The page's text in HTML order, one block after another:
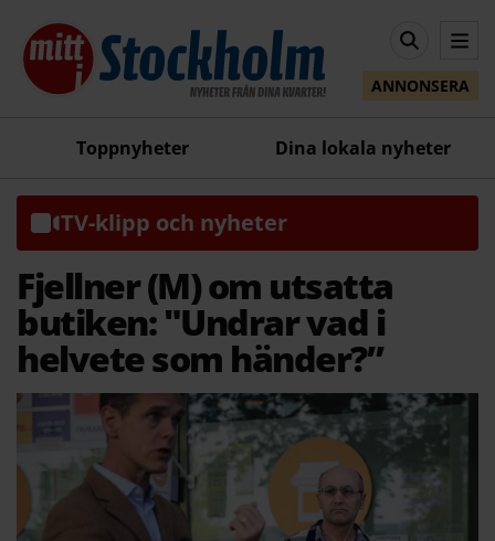
ANNONSERA
Toppnyheter Dina lokala nyheter
TV-klipp och nyheter
Fjellner (M) om utsatta
butiken: "Undrar vad i
helvete som händer?”